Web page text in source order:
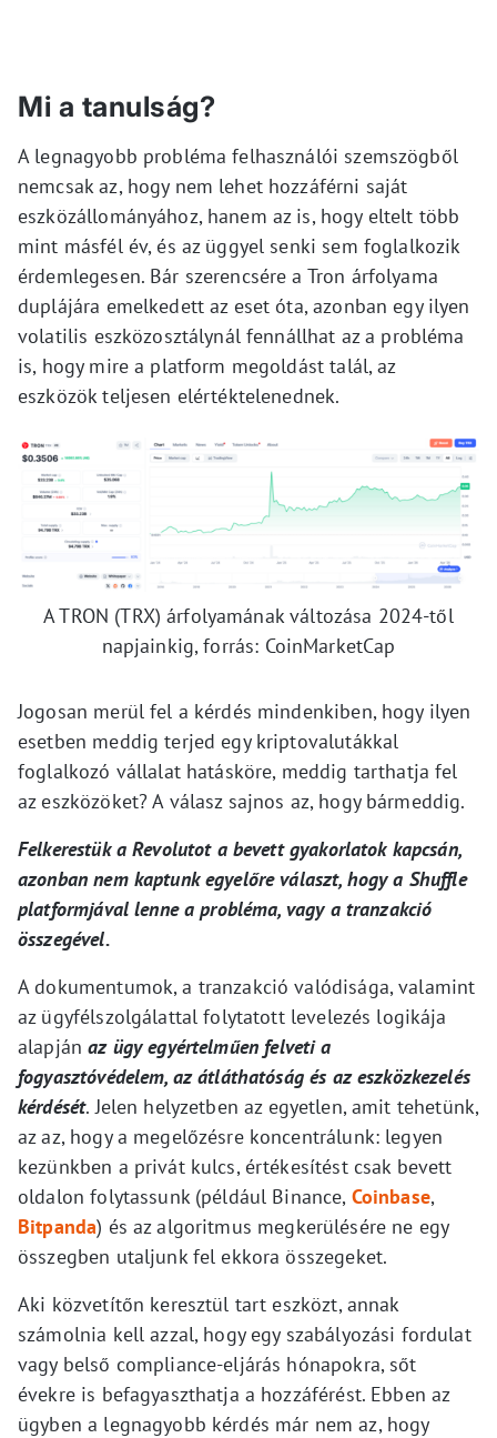
Mi a tanulság?
A legnagyobb probléma felhasználói szemszögből
nemcsak az, hogy nem lehet hozzáférni saját
eszközállományához, hanem az is, hogy eltelt több
mint másfél év, és az üggyel senki sem foglalkozik
érdemlegesen. Bár szerencsére a Tron árfolyama
duplájára emelkedett az eset óta, azonban egy ilyen
volatilis eszközosztálynál fennállhat az a probléma
is, hogy mire a platform megoldást talál, az
eszközök teljesen elértéktelenednek.
A TRON (TRX) árfolyamának változása 2024-től
napjainkig, forrás: CoinMarketCap
Jogosan merül fel a kérdés mindenkiben, hogy ilyen
esetben meddig terjed egy kriptovalutákkal
foglalkozó vállalat hatásköre, meddig tarthatja fel
az eszközöket? A válasz sajnos az, hogy bármeddig.
Felkerestük a Revolutot a bevett gyakorlatok kapcsán,
azonban nem kaptunk egyelőre választ, hogy a Shuffle
platformjával lenne a probléma, vagy a tranzakció
összegével.
A dokumentumok, a tranzakció valódisága, valamint
az ügyfélszolgálattal folytatott levelezés logikája
alapjánaz ügy egyértelműen felveti a
fogyasztóvédelem, az átláthatóság és az eszközkezelés
kérdését. Jelen helyzetben az egyetlen, amit tehetünk,
az az, hogy a megelőzésre koncentrálunk: legyen
kezünkben a privát kulcs, értékesítést csak bevett
oldalon folytassunk (például Binance, Coinbase,
Bitpanda) és az algoritmus megkerülésére ne egy
összegben utaljunk fel ekkora összegeket.
Aki közvetítőn keresztül tart eszközt, annak
számolnia kell azzal, hogy egy szabályozási fordulat
vagy belső compliance-eljárás hónapokra, sőt
évekre is befagyaszthatja a hozzáférést. Ebben az
ügyben a legnagyobb kérdés már nem az, hogy